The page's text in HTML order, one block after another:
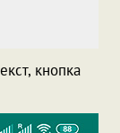
кнопка